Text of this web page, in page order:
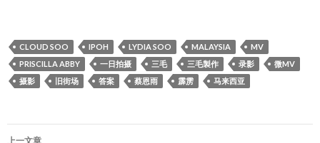
CLOUD SOO IPOH LYDIA SOO MALAYSIA
MV
PRISCILLA ABBY
一日拍摄 三毛 三毛製作 录影
微MV
摄影
旧街场 答案 蔡恩雨 霹雳 马来西亚
文
上一文章